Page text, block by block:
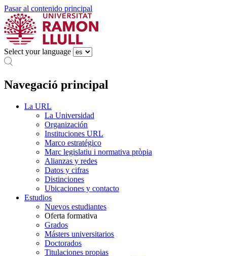
Pasar al contenido principal
Select your language
Navegació principal
La URL
La Universidad
Organización
Instituciones URL
Marco estratégico
Marc legislatiu i normativa pròpia
Alianzas y redes
Datos y cifras
Distinciones
Ubicaciones y contacto
Estudios
Nuevos estudiantes
Oferta formativa
Grados
Másters universitarios
Doctorados
Titulaciones propias